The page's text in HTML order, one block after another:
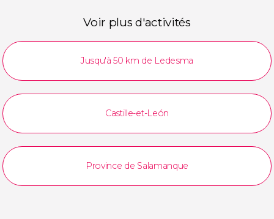
Voir plus d'activités
Jusqu'à 50 km de Ledesma
Castille-et-León
Province de Salamanque